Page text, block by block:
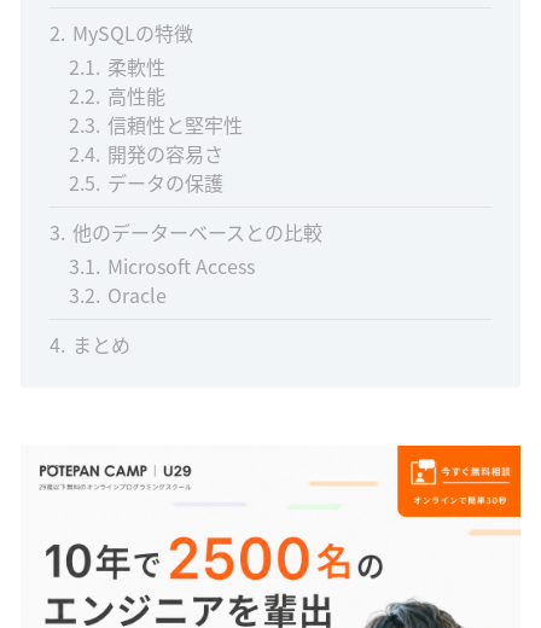
2 MySQLの特徴
2.1 柔軟性
2.2 高性能
2.3 信頼性と堅牢性
2.4 開発の容易さ
2.5 データの保護
3 他のデーターベースとの比較
3.1 Microsoft Access
3.2 Oracle
4 まとめ